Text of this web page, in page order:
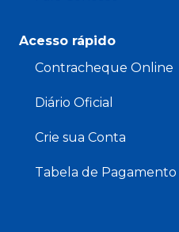
Acesso rápido
Contracheque Online
Diário Oficial
Crie sua Conta
Tabela de Pagamento